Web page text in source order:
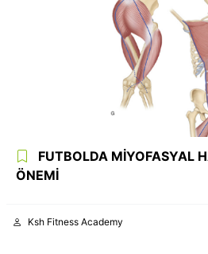
FUTBOLDA MİYOFASYAL
ÖNEMİ
Ksh Fitness Academy